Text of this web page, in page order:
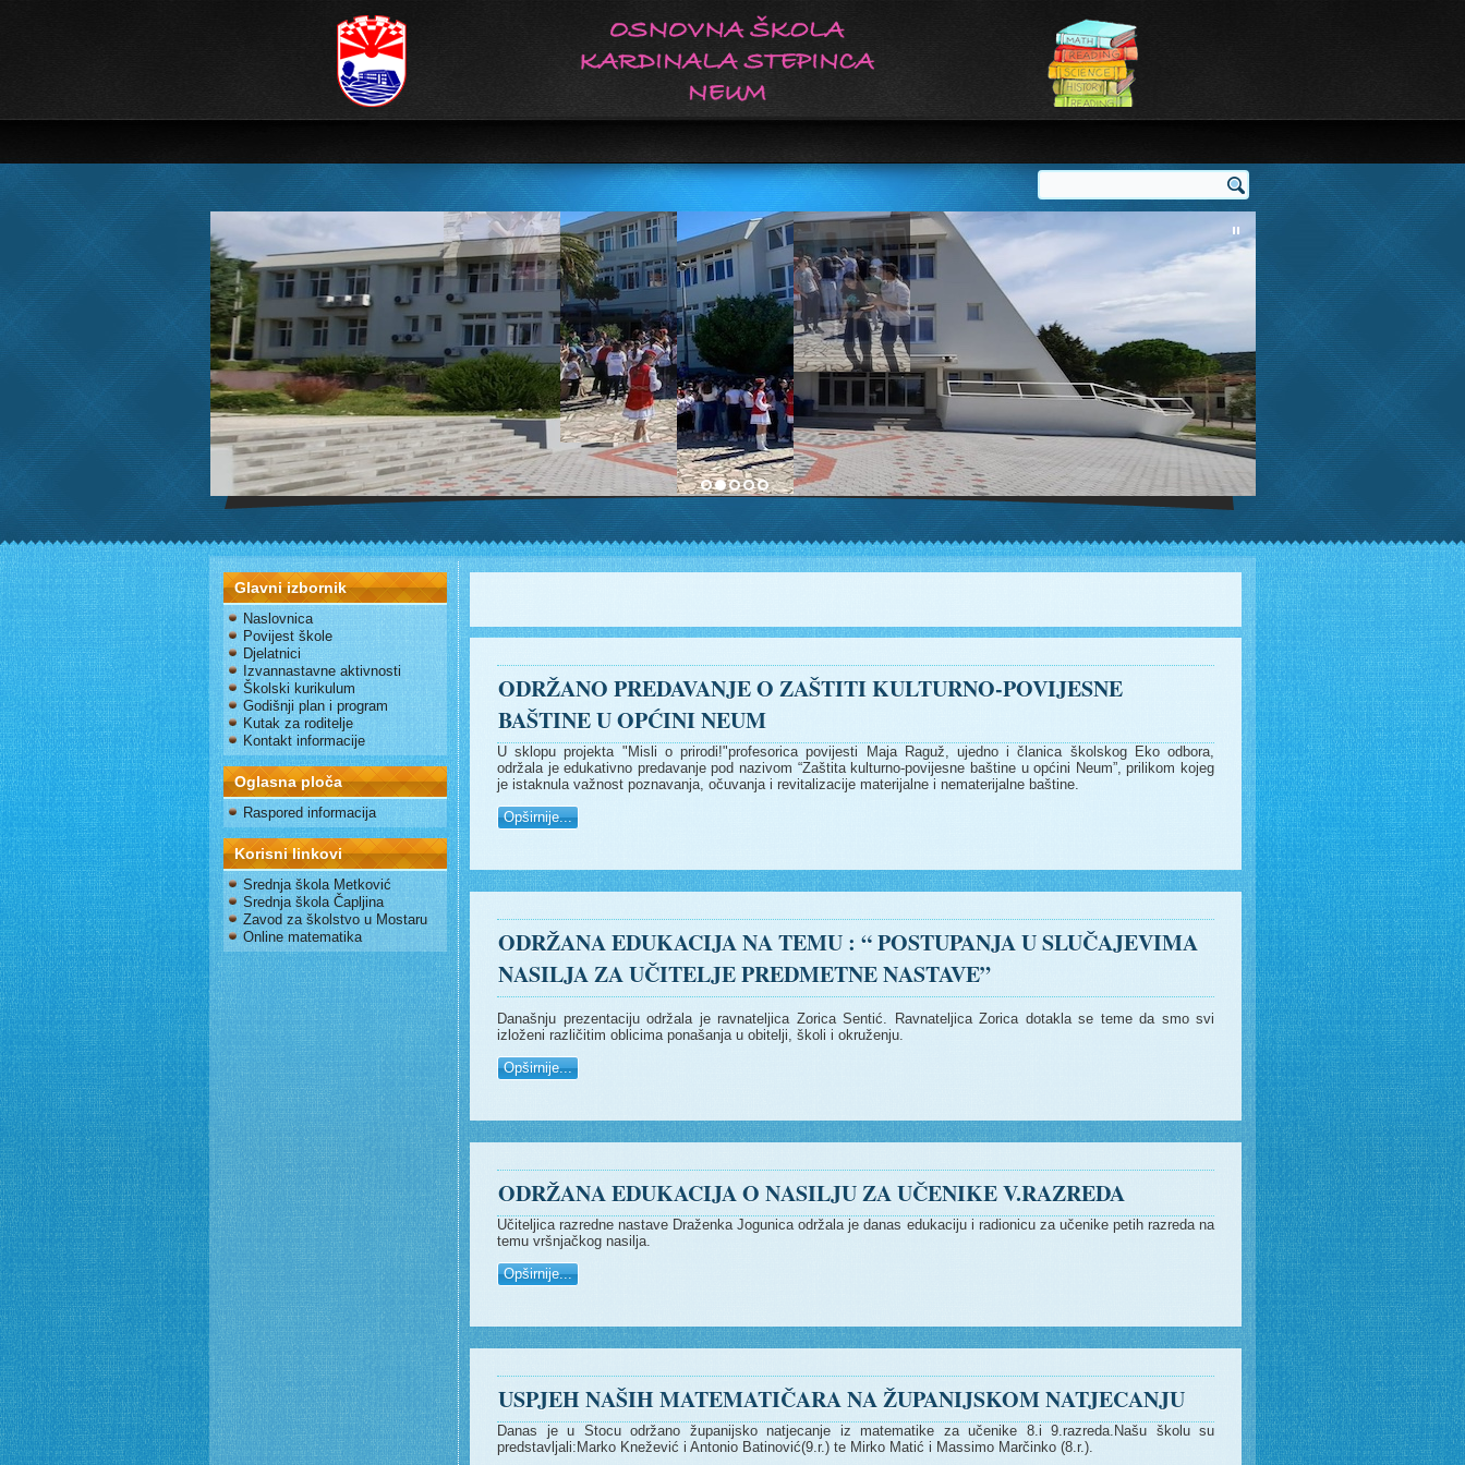
Glavni izbornik
Naslovnica
Povijest škole
Djelatnici
Izvannastavne aktivnosti
Školski kurikulum
Godišnji plan i program
Kutak za roditelje
Kontakt informacije
Oglasna ploča
Raspored informacija
Korisni linkovi
Srednja škola Metković
Srednja škola Čapljina
Zavod za školstvo u Mostaru
Online matematika
ODRŽANO PREDAVANJE O ZAŠTITI KULTURNO-POVIJESNE
BAŠTINE U OPĆINI NEUM
U sklopu projekta "Misli o prirodi!"profesorica povijesti Maja Raguž, ujedno i članica školskog Eko odbora,
održala je edukativno predavanje pod nazivom “Zaštita kulturno-povijesne baštine u općini Neum”, prilikom kojeg
je istaknula važnost poznavanja, očuvanja i revitalizacije materijalne i nematerijalne baštine.
Opširnije...
ODRŽANA EDUKACIJA NA TEMU : “ POSTUPANJA U SLUČAJEVIMA
NASILJA ZA UČITELJE PREDMETNE NASTAVE”
Današnju prezentaciju održala je ravnateljica Zorica Sentić. Ravnateljica Zorica dotakla se teme da smo svi
izloženi različitim oblicima ponašanja u obitelji, školi i okruženju.
Opširnije...
ODRŽANA EDUKACIJA O NASILJU ZA UČENIKE V.RAZREDA
Učiteljica razredne nastave Draženka Jogunica održala je danas edukaciju i radionicu za učenike petih razreda na
temu vršnjačkog nasilja.
Opširnije...
USPJEH NAŠIH MATEMATIČARA NA ŽUPANIJSKOM NATJECANJU
Danas je u Stocu održano županijsko natjecanje iz matematike za učenike 8.i 9.razreda.Našu školu su
predstavljali:Marko Knežević i Antonio Batinović(9.r.) te Mirko Matić i Massimo Marčinko (8.r.).